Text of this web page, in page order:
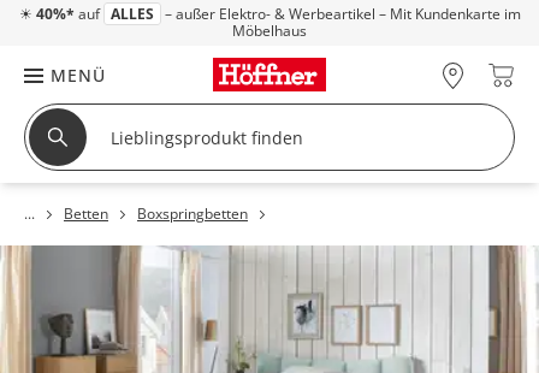
☀ 40%* auf ALLES – außer Elektro- & Werbeartikel – Mit Kundenkarte im
Möbelhaus
MENÜ
Betten Boxspringbetten